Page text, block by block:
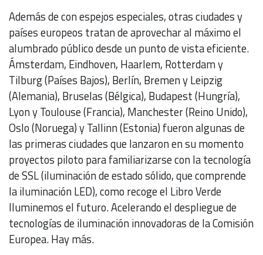
Además de con espejos especiales, otras ciudades y
países europeos tratan de aprovechar al máximo el
alumbrado público desde un punto de vista eficiente.
Ámsterdam, Eindhoven, Haarlem, Rotterdam y
Tilburg (Países Bajos), Berlín, Bremen y Leipzig
(Alemania), Bruselas (Bélgica), Budapest (Hungría),
Lyon y Toulouse (Francia), Manchester (Reino Unido),
Oslo (Noruega) y Tallinn (Estonia) fueron algunas de
las primeras ciudades que lanzaron en su momento
proyectos piloto para familiarizarse con la tecnología
de SSL (iluminación de estado sólido, que comprende
la iluminación LED), como recoge el Libro Verde
Iluminemos el futuro. Acelerando el despliegue de
tecnologías de iluminación innovadoras de la Comisión
Europea. Hay más.